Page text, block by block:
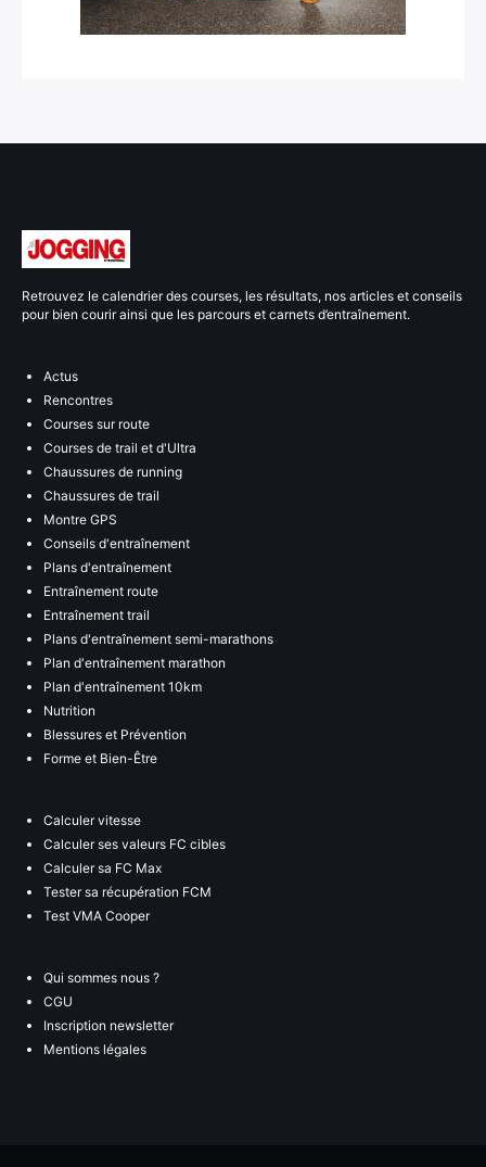
Retrouvez le calendrier des courses, les résultats, nos articles et conseils
pour bien courir ainsi que les parcours et carnets d’entraînement.
Actus
Rencontres
Courses sur route
Courses de trail et d'Ultra
Chaussures de running
Chaussures de trail
Montre GPS
Conseils d'entraînement
Plans d'entraînement
Entraînement route
Entraînement trail
Plans d'entraînement semi-marathons
Plan d'entraînement marathon
Plan d'entraînement 10km
Nutrition
Blessures et Prévention
Forme et Bien-Être
Calculer vitesse
Calculer ses valeurs FC cibles
Calculer sa FC Max
Tester sa récupération FCM
Test VMA Cooper
Qui sommes nous ?
CGU
Inscription newsletter
Mentions légales